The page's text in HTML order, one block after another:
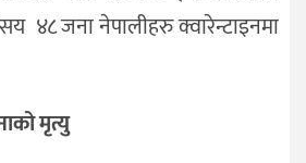
४८ जना नेपालीहरु क्वारेन्टाइनमा
मृत्यु